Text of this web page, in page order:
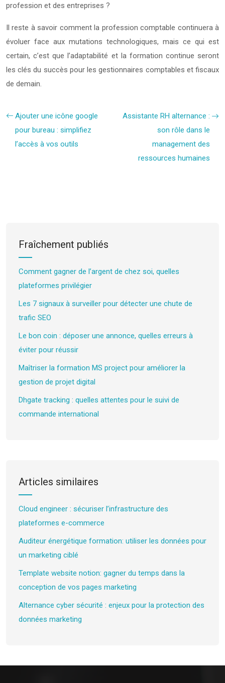
profession et des entreprises ?
Il reste à savoir comment la profession comptable continuera à
évoluer face aux mutations technologiques, mais ce qui est
certain, c’est que l’adaptabilité et la formation continue seront
les clés du succès pour les gestionnaires comptables et fiscaux
de demain.
Ajouter une icône google
pour bureau : simplifiez
l’accès à vos outils
Assistante RH alternance :
son rôle dans le
management des
ressources humaines
Fraîchement publiés
Comment gagner de l’argent de chez soi, quelles
plateformes privilégier
Les 7 signaux à surveiller pour détecter une chute de
trafic SEO
Le bon coin : déposer une annonce, quelles erreurs à
éviter pour réussir
Maîtriser la formation MS project pour améliorer la
gestion de projet digital
Dhgate tracking : quelles attentes pour le suivi de
commande international
Articles similaires
Cloud engineer : sécuriser l’infrastructure des
plateformes e-commerce
Auditeur énergétique formation: utiliser les données pour
un marketing ciblé
Template website notion: gagner du temps dans la
conception de vos pages marketing
Alternance cyber sécurité : enjeux pour la protection des
données marketing